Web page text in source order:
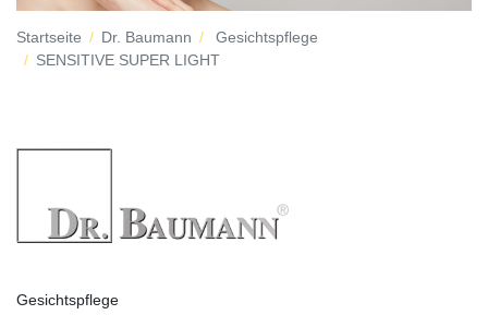
Startseite Dr. Baumann
Gesichtspflege
SENSITIVE SUPER LIGHT
Gesichtspflege